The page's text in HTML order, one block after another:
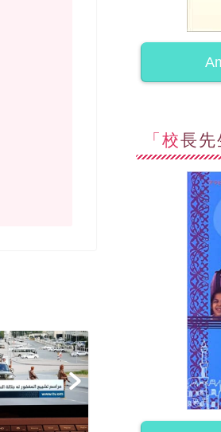
「校